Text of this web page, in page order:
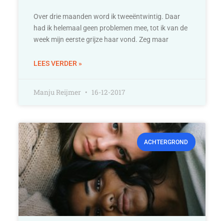
Over drie maanden word ik tweeëntwintig. Daar
had ik helemaal geen problemen mee, tot ik van de
week mijn eerste grijze haar vond. Zeg maar
LEES VERDER »
Manju Reijmer 16-12-2017
ACHTERGROND